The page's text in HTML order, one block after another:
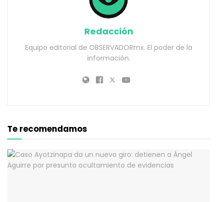
Redacción
Equipo editorial de OBSERVADORmx. El poder de la
información.
Te recomendamos